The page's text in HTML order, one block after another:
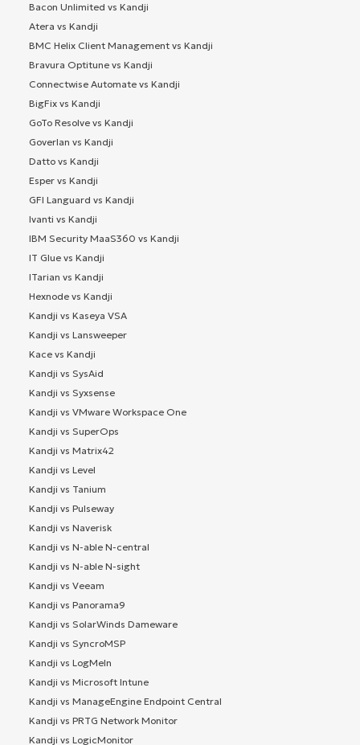
Bacon Unlimited vs Kandji
Atera vs Kandji
BMC Helix Client Management vs Kandji
Bravura Optitune vs Kandji
Connectwise Automate vs Kandji
BigFix vs Kandji
GoTo Resolve vs Kandji
Goverlan vs Kandji
Datto vs Kandji
Esper vs Kandji
GFI Languard vs Kandji
Ivanti vs Kandji
IBM Security MaaS360 vs Kandji
IT Glue vs Kandji
ITarian vs Kandji
Hexnode vs Kandji
Kandji vs Kaseya VSA
Kandji vs Lansweeper
Kace vs Kandji
Kandji vs SysAid
Kandji vs Syxsense
Kandji vs VMware Workspace One
Kandji vs SuperOps
Kandji vs Matrix42
Kandji vs Level
Kandji vs Tanium
Kandji vs Pulseway
Kandji vs Naverisk
Kandji vs N-able N-central
Kandji vs N-able N-sight
Kandji vs Veeam
Kandji vs Panorama9
Kandji vs SolarWinds Dameware
Kandji vs SyncroMSP
Kandji vs LogMeIn
Kandji vs Microsoft Intune
Kandji vs ManageEngine Endpoint Central
Kandji vs PRTG Network Monitor
Kandji vs LogicMonitor